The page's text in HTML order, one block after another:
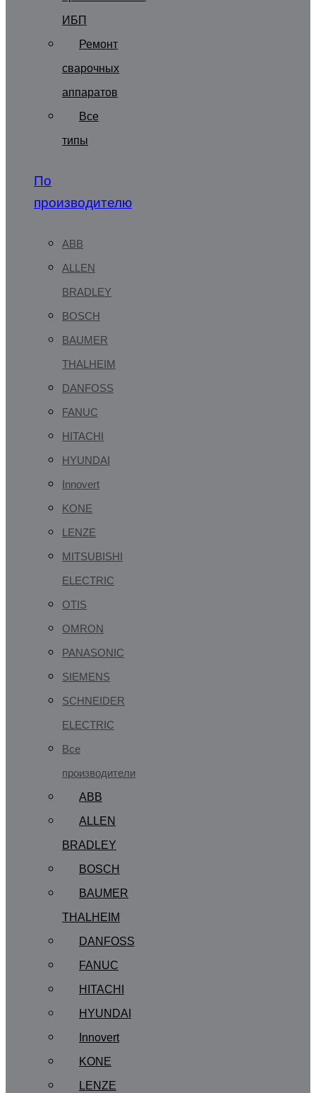
ИБП
Ремонт
сварочных
аппаратов
Все
типы
По
производителю
ABB
ALLEN
BRADLEY
BOSCH
BAUMER
THALHEIM
DANFOSS
FANUC
HITACHI
HYUNDAI
Innovert
KONE
LENZE
MITSUBISHI
ELECTRIC
OTIS
OMRON
PANASONIC
SIEMENS
SCHNEIDER
ELECTRIC
Все
производители
ABB
ALLEN
BRADLEY
BOSCH
BAUMER
THALHEIM
DANFOSS
FANUC
HITACHI
HYUNDAI
Innovert
KONE
LENZE